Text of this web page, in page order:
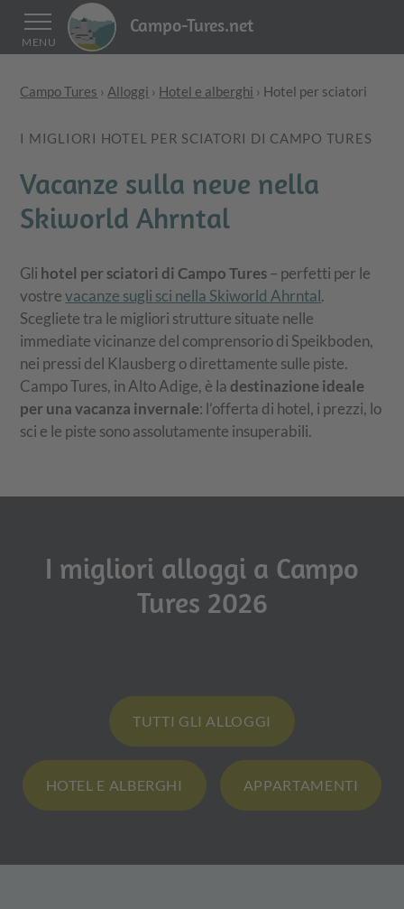
MENU
Campo-Tures.net
Campo Tures › Alloggi › Hotel e alberghi › Hotel per sciatori
I MIGLIORI HOTEL PER SCIATORI DI CAMPO TURES
Vacanze sulla neve nella
Skiworld Ahrntal
Gli hotel per sciatori di Campo Tures– perfetti per le
vostrevacanze sugli sci nella Skiworld Ahrntal.
Scegliete tra le migliori strutture situate nelle
immediate vicinanze del comprensorio di Speikboden,
nei pressi del Klausberg o direttamente sulle piste.
Campo Tures, in Alto Adige, è ladestinazione ideale
per una vacanza invernale: l’offerta di hotel, i prezzi, lo
sci e le piste sono assolutamente insuperabili.
I migliori alloggi a Campo
Tures 2026
TUTTI GLI ALLOGGI
HOTEL E ALBERGHI APPARTAMENTI